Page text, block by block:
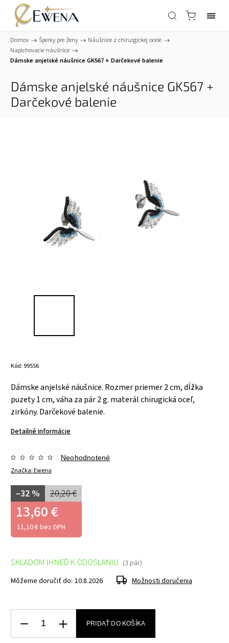
Domov / Šperky pre ženy / Náušnice z chirurgickej ocele /
Napichovacie náušnice /
Dámske anjelské náušnice GK567 + Darčekové balenie
Dámske anjelské náušnice GK567 +
Darčekové balenie
Kód: 99556
Dámske anjelské náušnice. Rozmer priemer 2 cm, dĺžka
puzety 1 cm, váha za pár 2 g. materál chirugická oceľ,
zirkóny. Darčekové balenie.
Detailné informácie
Značka:Ewena
Neohodnotené
20,20 €
–32 %
13,60 €
11,10 € bez DPH
SKLADOM IHNEĎ K ODOSLANIU (3 pár)
Môžeme doručiť do: 10.8.2026 Možnosti doručenia
PRIDAŤ DO KOŠÍKA